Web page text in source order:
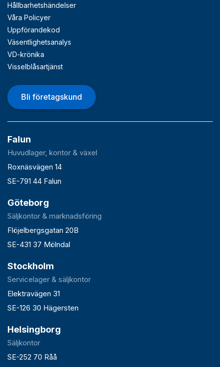
Hållbarhetshändelser
Våra Policyer
Uppförandekod
Väsentlighetsanalys
VD-krönika
Visselblåsartjänst
Bli företagskund
Falun
Huvudlager, kontor & växel
Roxnäsvägen 14
SE-791 44 Falun
Göteborg
Säljkontor & marknadsföring
Flöjelbergsgatan 20B
SE-431 37 Mölndal
Stockholm
Servicelager & säljkontor
Elektravägen 31
SE-126 30 Hägersten
Helsingborg
Säljkontor
SE-252 70 Råå